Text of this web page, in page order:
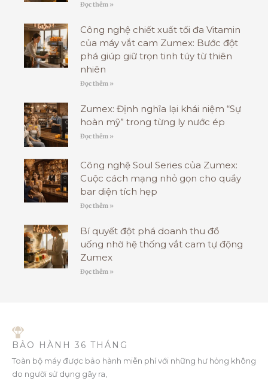
Đọc thêm »
Công nghệ chiết xuất tối đa Vitamin
của máy vắt cam Zumex: Bước đột
phá giúp giữ trọn tinh túy từ thiên
nhiên
Đọc thêm »
Zumex: Định nghĩa lại khái niệm “Sự
hoàn mỹ” trong từng ly nước ép
Đọc thêm »
Công nghệ Soul Series của Zumex:
Cuộc cách mạng nhỏ gọn cho quầy
bar diện tích hẹp
Đọc thêm »
Bí quyết đột phá doanh thu đồ
uống nhờ hệ thống vắt cam tự động
Zumex
Đọc thêm »
BẢO HÀNH 36 THÁNG
Toàn bộ máy được bảo hành miễn phí với những hư hỏng không
do người sử dụng gây ra,